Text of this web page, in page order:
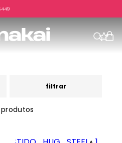
f
filtrar
produtos